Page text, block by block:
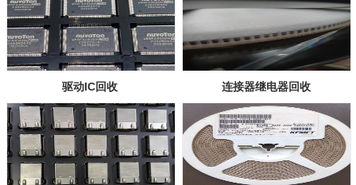
驱动IC回收 连接器继电器回收